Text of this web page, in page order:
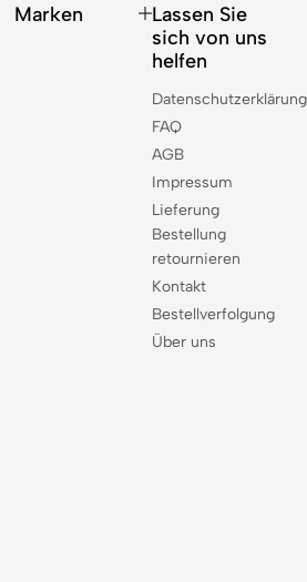
Marken
Lassen Sie
sich von uns
helfen
Datenschutzerklärung
FAQ
AGB
Impressum
Lieferung
Bestellung
retournieren
Kontakt
Bestellverfolgung
Über uns